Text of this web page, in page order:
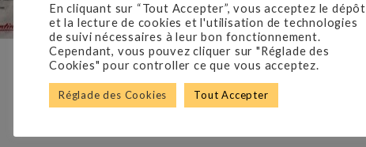
En cliquant sur “Tout Accepter”, vous acceptez le dépôt
et la lecture de cookies et l'utilisation de technologies
de suivi nécessaires à leur bon fonctionnement.
Cependant, vous pouvez cliquer sur "Réglade des
Cookies" pour controller ce que vous acceptez.
Réglade des Cookies Tout Accepter